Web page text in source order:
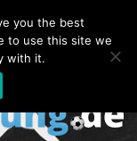
About
Contact FAQ
you the best
to use this site we
with it.